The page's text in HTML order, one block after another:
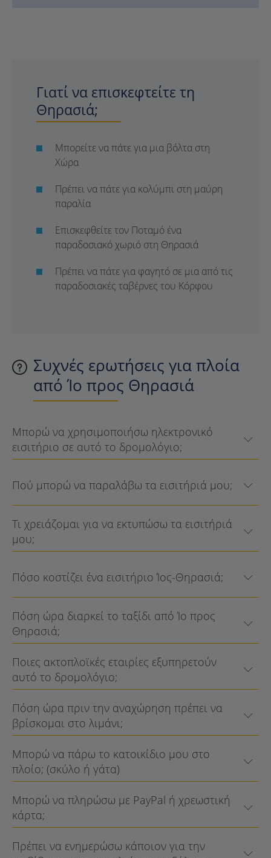
Γιατί να επισκεφτείτε τη
Θηρασιά;
Μπορείτε να πάτε για μια βόλτα στη
Χώρα
Πρέπει να πάτε για κολύμπι στη μαύρη
παραλία
Επισκεφθείτε τον Ποταμό ένα
παραδοσιακό χωριό στη Θηρασιά
Πρέπει να πάτε για φαγητό σε μια από τις
παραδοσιακές ταβέρνες του Κόρφου
Συχνές ερωτήσεις για πλοία
από Ίο προς Θηρασιά
Μπορώ να χρησιμοποιήσω ηλεκτρονικό
εισιτήριο σε αυτό το δρομολόγιο;
Πού μπορώ να παραλάβω τα εισιτήριά μου;
Τι χρειάζομαι για να εκτυπώσω τα εισιτήριά
μου;
Πόσο κοστίζει ένα εισιτήριο Ίος-Θηρασιά;
Πόση ώρα διαρκεί το ταξίδι από Ίο προς
Θηρασιά;
Ποιες ακτοπλοϊκές εταιρίες εξυπηρετούν
αυτό το δρομολόγιο;
Πόση ώρα πριν την αναχώρηση πρέπει να
βρίσκομαι στο λιμάνι;
Μπορώ να πάρω το κατοικίδιο μου στο
πλοίο; (σκύλο ή γάτα)
Μπορώ να πληρώσω με PayPal ή χρεωστική
κάρτα;
Πρέπει να ενημερώσω κάποιον για την